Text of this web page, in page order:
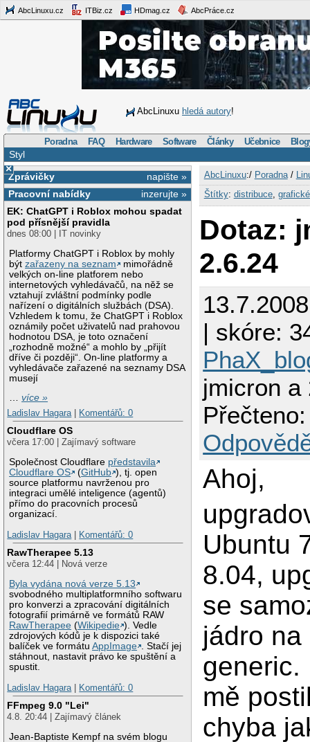
AbcLinuxu.cz ITBiz.cz HDmag.cz AbcPráce.cz
AbcLinuxu hledá autory!
Poradna FAQ Hardware Software Články Učebnice
Styl
×
napište »
Zprávičky
inzerujte »
Pracovní nabídky
EK: ChatGPT i Roblox mohou spadat
pod přísnější pravidla
dnes 08:00 | IT novinky
Platformy ChatGPT i Roblox by mohly
býtzařazeny na seznam
mimořádně
velkých on-line platforem nebo
internetových vyhledávačů, na něž se
vztahují zvláštní podmínky podle
nařízení o digitálních službách (DSA).
Vzhledem k tomu, že ChatGPT i Roblox
oznámily počet uživatelů nad prahovou
hodnotou DSA, je toto označení
„rozhodně možné“ a mohlo by „přijít
dříve či později“. On-line platformy a
vyhledávače zařazené na seznamy DSA
musejí
…více »
Ladislav Hagara
Komentářů: 0
Cloudflare OS
včera 17:00 | Zajímavý software
Společnost Cloudflare představila
Cloudflare OS
(GitHub ), tj. open
source platformu navrženou pro
integraci umělé inteligence (agentů)
přímo do pracovních procesů
organizací.
Ladislav Hagara
Komentářů: 0
RawTherapee 5.13
včera 12:44 | Nová verze
Byla vydána nová verze 5.13
svobodného multiplatformního softwaru
pro konverzi a zpracování digitálních
fotografií primárně ve formátů RAW
RawTherapee (Wikipedie ). Vedle
zdrojových kódů je k dispozici také
balíček ve formátuAppImage . Stačí jej
stáhnout, nastavit právo ke spuštění a
spustit.
Ladislav Hagara
Komentářů: 0
FFmpeg 9.0 "Lei"
4.8. 20:44 | Zajímavý článek
Jean-Baptiste Kempf na svém blogu
AbcLinuxu:/ Poradna/
Štítky: distribuce,
Dotaz:
2.6.24
| skóre:
jmicron a
Ahoj,
Ubuntu
8.04,
se
jádro
generic.
mě
chyba